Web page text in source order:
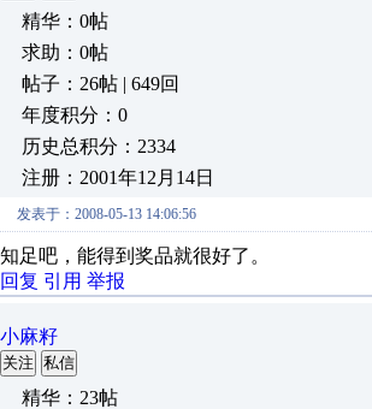
精华：0帖
求助：0帖
帖子：26帖 | 649回
年度积分：0
历史总积分：2334
注册：2001年12月14日
发表于：2008-05-13 14:06:56
知足吧，能得到奖品就很好了。
回复 引用 举报
小麻籽
关注 私信
精华：23帖